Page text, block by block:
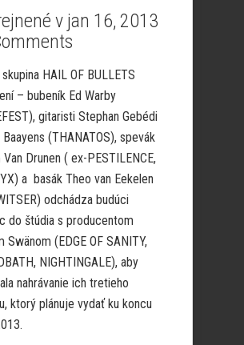
v jan 16, 2013
HAIL OF BULLETS
– bubeník Ed Warby
gitaristi Stephan Gebédi
Baayens (THANATOS), spevák
Van Drunen ( ex-PESTILENCE,
a basák Theo van Eekelen
odchádza budúci
do štúdia s producentom
Swänom (EDGE OF SANITY,
NIGHTINGALE), aby
nahrávanie ich tretieho
ktorý plánuje vydať ku koncu